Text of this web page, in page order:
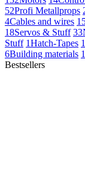
52Profi Metallprops
4Cables and wires
18Servos & Stuff 33
Stuff 1Hatch-Tapes
6Building materials 1
Bestsellers